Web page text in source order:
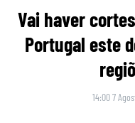
Vai haver
Portugal este
14:00 7